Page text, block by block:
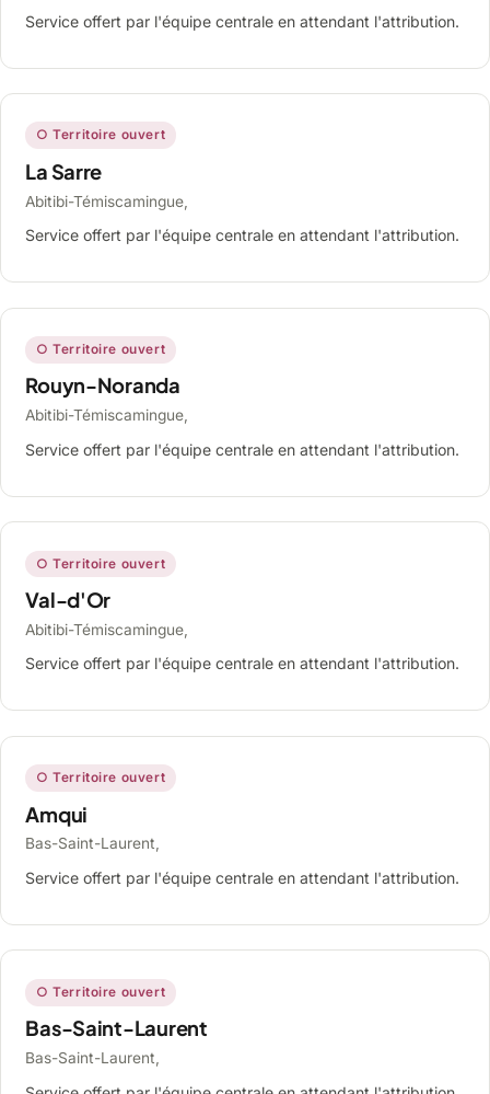
Service offert par l'équipe centrale en attendant l'attribution.
○ Territoire ouvert
La Sarre
Abitibi-Témiscamingue,
Service offert par l'équipe centrale en attendant l'attribution.
○ Territoire ouvert
Rouyn-Noranda
Abitibi-Témiscamingue,
Service offert par l'équipe centrale en attendant l'attribution.
○ Territoire ouvert
Val-d'Or
Abitibi-Témiscamingue,
Service offert par l'équipe centrale en attendant l'attribution.
○ Territoire ouvert
Amqui
Bas-Saint-Laurent,
Service offert par l'équipe centrale en attendant l'attribution.
○ Territoire ouvert
Bas-Saint-Laurent
Bas-Saint-Laurent,